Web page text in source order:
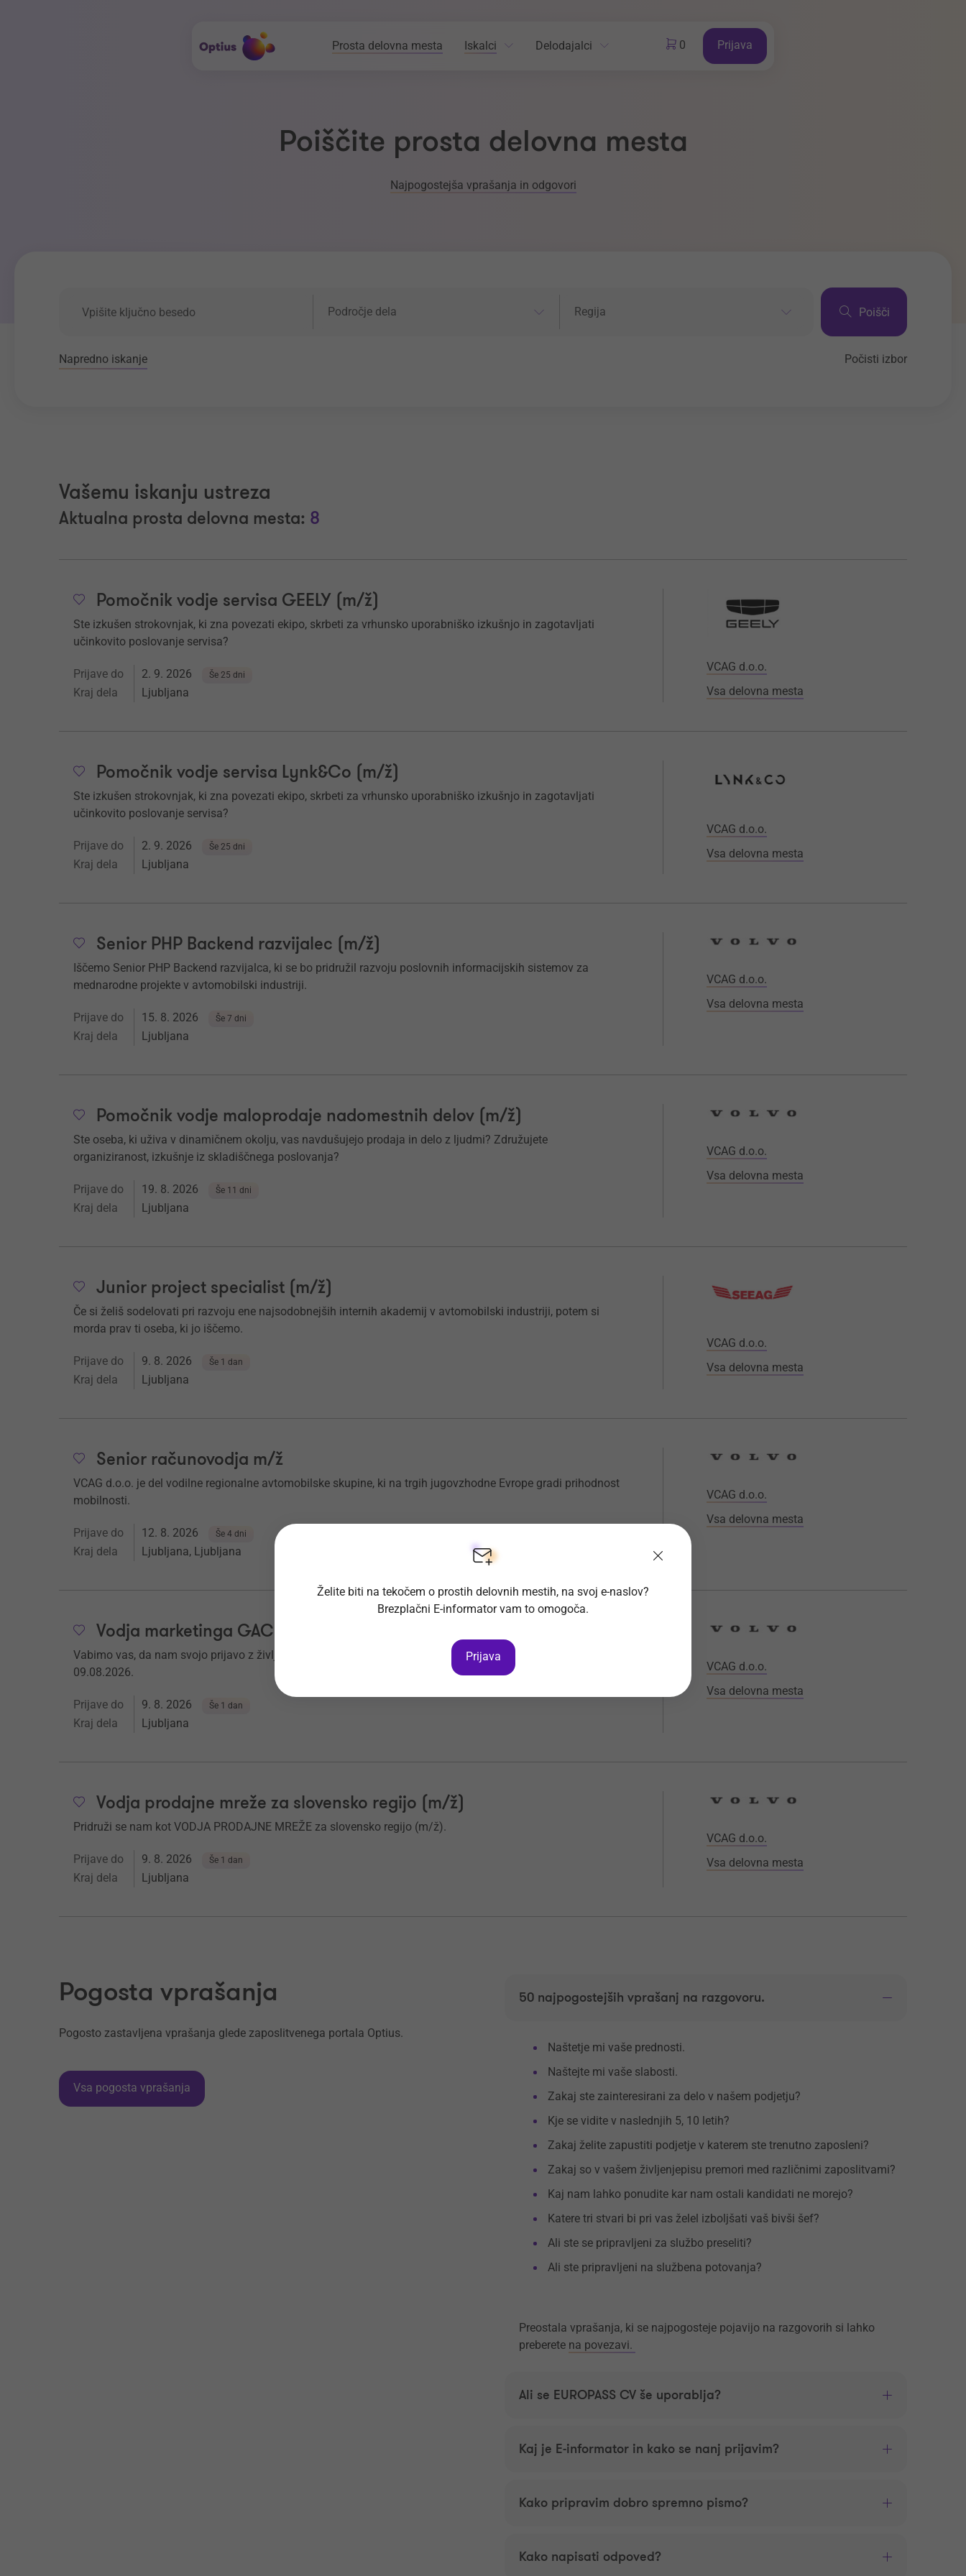
Prosta delovna mesta Iskalci Delodajalci 0 Prijava
Poiščite prosta delovna mesta
Najpogostejša vprašanja in odgovori
Področje dela Regija Poišči
Napredno iskanje Počisti izbor
Vašemu iskanju ustreza
Aktualna prosta delovna mesta: 8
Pomočnik vodje servisa GEELY (m/ž)
Ste izkušen strokovnjak, ki zna povezati ekipo, skrbeti za vrhunsko uporabniško izkušnjo in zagotavljati
učinkovito poslovanje servisa?
Prijave do 2. 9. 2026 Še 25 dni
Kraj dela Ljubljana
VCAG d.o.o.
Vsa delovna mesta
Pomočnik vodje servisa Lynk&Co (m/ž)
Ste izkušen strokovnjak, ki zna povezati ekipo, skrbeti za vrhunsko uporabniško izkušnjo in zagotavljati
učinkovito poslovanje servisa?
Prijave do 2. 9. 2026 Še 25 dni
Kraj dela Ljubljana
VCAG d.o.o.
Vsa delovna mesta
Senior PHP Backend razvijalec (m/ž)
Iščemo Senior PHP Backend razvijalca, ki se bo pridružil razvoju poslovnih informacijskih sistemov za
mednarodne projekte v avtomobilski industriji.
Prijave do 15. 8. 2026 Še 7 dni
Kraj dela Ljubljana
VCAG d.o.o.
Vsa delovna mesta
Pomočnik vodje maloprodaje nadomestnih delov (m/ž)
Ste oseba, ki uživa v dinamičnem okolju, vas navdušujejo prodaja in delo z ljudmi? Združujete
organiziranost, izkušnje iz skladiščnega poslovanja?
Prijave do 19. 8. 2026 Še 11 dni
Kraj dela Ljubljana
VCAG d.o.o.
Vsa delovna mesta
Junior project specialist (m/ž)
Če si želiš sodelovati pri razvoju ene najsodobnejših internih akademij v avtomobilski industriji, potem si
morda prav ti oseba, ki jo iščemo.
Prijave do 9. 8. 2026 Še 1 dan
Kraj dela Ljubljana
VCAG d.o.o.
Vsa delovna mesta
Senior računovodja m/ž
VCAG d.o.o. je del vodilne regionalne avtomobilske skupine, ki na trgih jugovzhodne Evrope gradi prihodnost
mobilnosti.
Prijave do 12. 8. 2026 Še 4 dni
Kraj dela Ljubljana, Ljubljana
VCAG d.o.o.
Vsa delovna mesta
Vodja marketinga GAC (m/ž)
Vabimo vas, da nam svojo prijavo z življenjepisom v slovenskem in angleškem jeziku pošljete najkasneje do
09.08.2026.
Prijave do 9. 8. 2026 Še 1 dan
Kraj dela Ljubljana
VCAG d.o.o.
Vsa delovna mesta
Vodja prodajne mreže za slovensko regijo (m/ž)
Pridruži se nam kot VODJA PRODAJNE MREŽE za slovensko regijo (m/ž).
Prijave do 9. 8. 2026 Še 1 dan
Kraj dela Ljubljana
VCAG d.o.o.
Vsa delovna mesta
Pogosta vprašanja
Pogosto zastavljena vprašanja glede zaposlitvenega portala Optius.
Vsa pogosta vprašanja
50 najpogostejših vprašanj na razgovoru.
Naštetje mi vaše prednosti.
Naštejte mi vaše slabosti.
Zakaj ste zainteresirani za delo v našem podjetju?
Kje se vidite v naslednjih 5, 10 letih?
Zakaj želite zapustiti podjetje v katerem ste trenutno zaposleni?
Zakaj so v vašem življenjepisu premori med različnimi zaposlitvami?
Kaj nam lahko ponudite kar nam ostali kandidati ne morejo?
Katere tri stvari bi pri vas želel izboljšati vaš bivši šef?
Ali ste se pripravljeni za službo preseliti?
Ali ste pripravljeni na službena potovanja?
Preostala vprašanja, ki se najpogosteje pojavijo na razgovorih si lahko
preberete na povezavi.
Ali se EUROPASS CV še uporablja?
Kaj je E-informator in kako se nanj prijavim?
Kako pripravim dobro spremno pismo?
Kako napisati odpoved?
Želite biti na tekočem o prostih delovnih mestih, na svoj e-naslov?
Brezplačni E-informator vam to omogoča.
Prijava